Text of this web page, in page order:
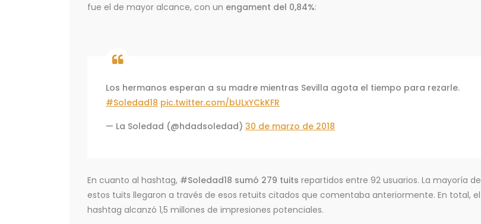
fue el de mayor alcance, con un engament del 0,84%:
Los hermanos esperan a su madre mientras Sevilla agota el tiempo para rezarle.
#Soledad18 pic.twitter.com/bULxYCkKFR
— La Soledad (@hdadsoledad) 30 de marzo de 2018
En cuanto al hashtag, #Soledad18 sumó 279 tuits repartidos entre 92 usuarios. La mayoría de
estos tuits llegaron a través de esos retuits citados que comentaba anteriormente. En total, el
hashtag alcanzó 1,5 millones de impresiones potenciales.